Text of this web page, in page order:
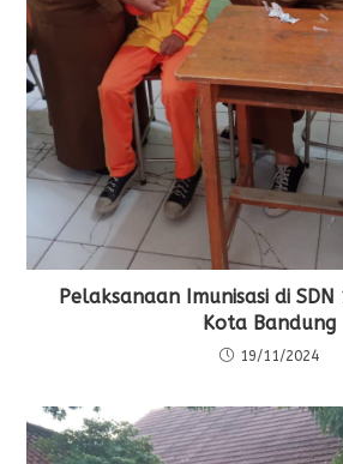
Pelaksanaan Imunisasi di
Kota Bandung
19/11/2024